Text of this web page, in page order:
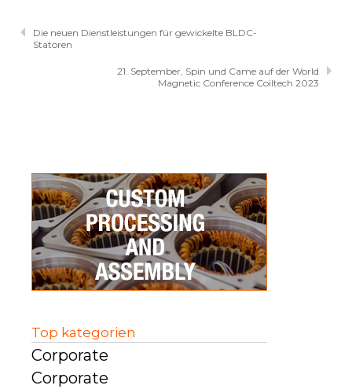
Die neuen Dienstleistungen für gewickelte BLDC-
Statoren
21. September, Spin und Came auf der World
Magnetic Conference Coiltech 2023
Top kategorien
Corporate
Corporate